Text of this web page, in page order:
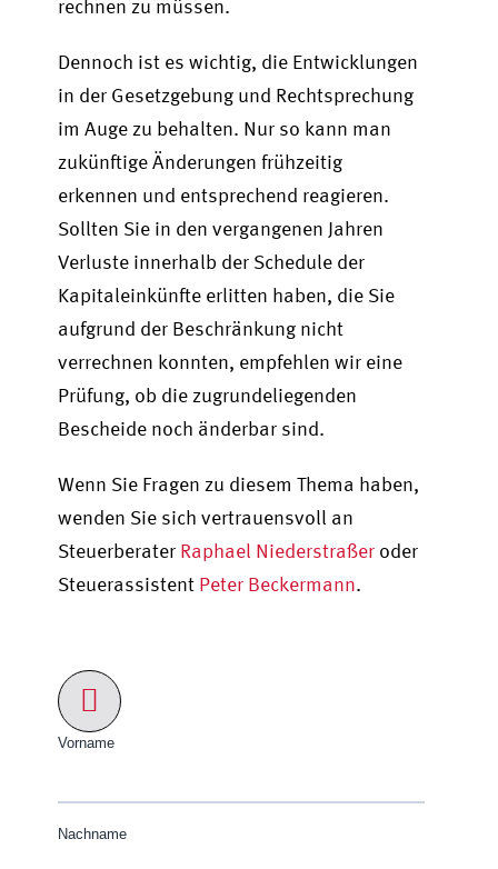
rechnen zu müssen.
Dennoch ist es wichtig, die Entwicklungen
in der Gesetzgebung und Rechtsprechung
im Auge zu behalten. Nur so kann man
zukünftige Änderungen frühzeitig
erkennen und entsprechend reagieren.
Sollten Sie in den vergangenen Jahren
Verluste innerhalb der Schedule der
Kapitaleinkünfte erlitten haben, die Sie
aufgrund der Beschränkung nicht
verrechnen konnten, empfehlen wir eine
Prüfung, ob die zugrundeliegenden
Bescheide noch änderbar sind.
Wenn Sie Fragen zu diesem Thema haben,
wenden Sie sich vertrauensvoll an
Steuerberater Raphael Niederstraßer oder
Steuerassistent Peter Beckermann.